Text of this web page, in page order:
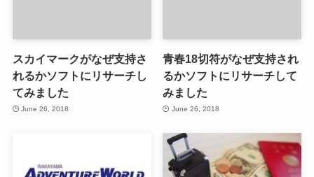
スカイマークがなぜ支持さ
れるかソフトにリサーチし
てみました
June 26, 2018
青春18切符がなぜ支持され
るかソフトにリサーチして
みました
June 26, 2018